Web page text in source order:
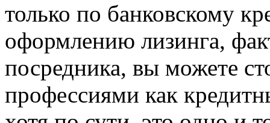
только по банковскому
оформлению лизинга,
посредника, вы можете
профессиями как